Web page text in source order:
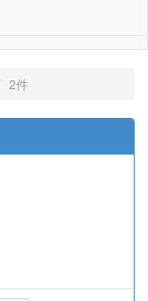
2件